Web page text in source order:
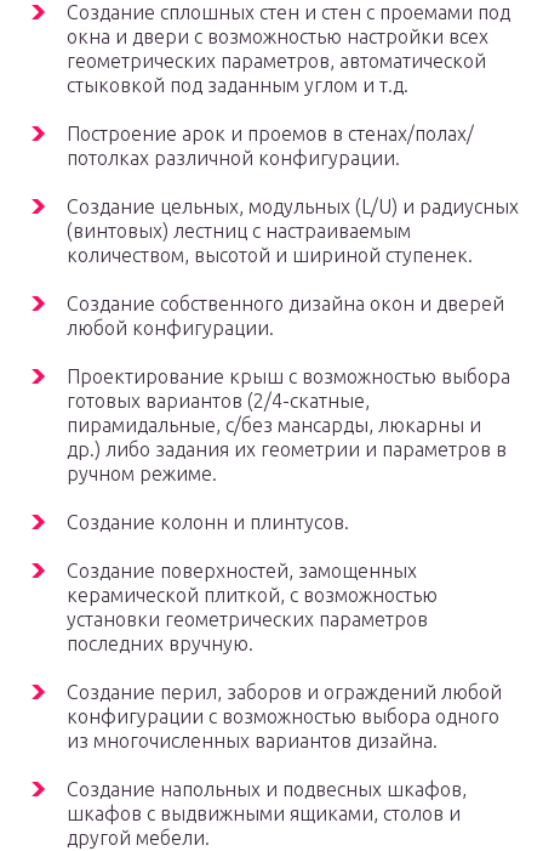
Создание сплошных стен и стен с проемами под
окна и двери с возможностью настройки всех
геометрических параметров, автоматической
стыковкой под заданным углом и т.д.
Построение арок и проемов в стенах/полах/
потолках различной конфигурации.
Создание цельных, модульных (L/U) и радиусных
(винтовых) лестниц с настраиваемым
количеством, высотой и шириной ступенек.
Создание собственного дизайна окон и дверей
любой конфигурации.
Проектирование крыш с возможностью выбора
готовых вариантов (2/4-скатные,
пирамидальные, с/без мансарды, люкарны и
др.) либо задания их геометрии и параметров в
ручном режиме.
Создание колонн и плинтусов.
Создание поверхностей, замощенных
керамической плиткой, с возможностью
установки геометрических параметров
последних вручную.
Создание перил, заборов и ограждений любой
конфигурации с возможностью выбора одного
из многочисленных вариантов дизайна.
Создание напольных и подвесных шкафов,
шкафов с выдвижными ящиками, столов и
другой мебели.